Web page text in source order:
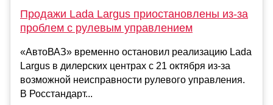
Продажи Lada Largus приостановлены из-за
проблем с рулевым управлением
«АвтоВАЗ» временно остановил реализацию Lada
Largus в дилерских центрах с 21 октября из-за
возможной неисправности рулевого управления.
В Росстандарт...